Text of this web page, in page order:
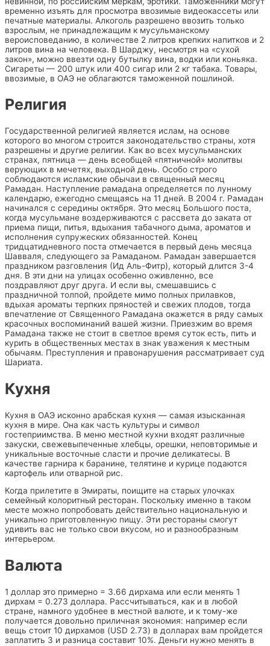
временно изъять для просмотра ввозимые видеокассеты или
печатные материалы. Алкоголь разрешено ввозить только
взрослым, не принадлежащим к мусульманскому
вероисповеданию, в количестве 2 литров крепких напитков и 2
литров вина на человека. В Шарджу, несмотря на «сухой
закон», можно ввезти одну бутылку вина, водки или коньяка.
Сигареты — 200 штук или 400 сигар или 2 кг табака. Товары,
ввозимые, в ОАЭ не облагаются таможенной пошлиной.
Религия
Государственной религией является ислам, на основе
которого во многом строится законодательство страны, хотя
разрешены и другие религии. Как во всех мусульманских
странах, пятница — день всеобщей «пятничной» молитвы
верующих в мечетях, выходной день. Особо строго
соблюдаются исламские обычаи в священный месяц
Рамадан. Наступление рамадана определяется по лунному
календарю, ежегодно смещаясь на 11 дней. В 2004 г. Рамадан
начинался с середины октября. Это месяц Большого поста,
когда мусульмане воздерживаются с рассвета до заката от
приема пищи, питья, вдыхания табачного дыма, ароматов и
исполнения супружеских обязанностей. Конец
тридцатидневного поста отмечается в первый день месяца
Шавваля, следующего за Рамаданом. Рамадан завершается
праздником разговления (Ид Аль-Фитр), который длится 3-4
дня. В эти дни на улицах особенно оживленно, все
поздравляют друг друга. И если вы, смешавшись с
праздничной толпой, пройдете мимо полных прилавков,
вдыхая ароматы терпких пряностей и свежих плодов, тогда
впечатление от Священного Рамадана окажется в ряду самых
красочных воспоминаний вашей жизни. Приезжим во время
Рамадана также не стоит в светлое время суток есть, пить и
курить в общественных местах в знак уважения к местным
обычаям. Преступления и правонарушения рассматривает суд
Шариата.
Кухня
Кухня в ОАЭ исконно арабская кухня — самая изысканная
кухня в мире. Она как часть культуры и символ
гостеприимства. В меню местной кухни входят различные
закуски, свежевыпеченные хлебцы, орешки, неповторимые и
уникальные восточные сласти и прочие деликатесы. В
качестве гарнира к баранине, телятине и курице подаются
картофель или отварной рис.
Когда прилетите в Эмираты, поищите на старых улочках
семейный колоритный ресторан. Поскольку именно в таком
месте можно попробовать действительно национальную и
уникально приготовленную пищу. Эти рестораны смогут
удивить вас не только свои вкусом, но и разнообразным
интерьером.
Валюта
1 доллар это примерно = 3.66 дирхама или если менять 1
дирхам = 0.273 доллара. Рассчитываться, как и в любой
стране, намного удобнее в местной валюте, и к тому-же
получается довольно приличная экономия: например если
вещь стоит 10 дирхамов (USD 2.73) в долларах вам пройдется
заплатить 3 и разница составит 10%. Деньги нужно менять в